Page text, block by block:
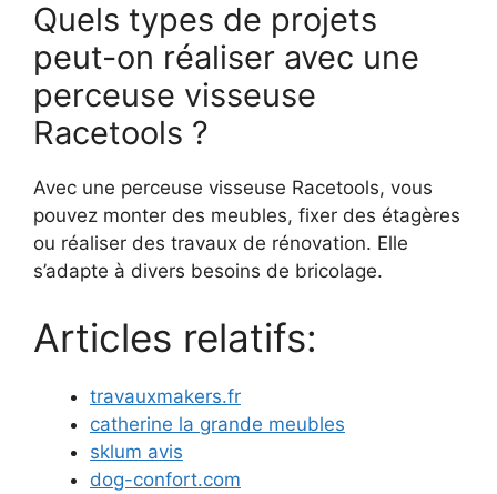
Quels types de projets
peut-on réaliser avec une
perceuse visseuse
Racetools ?
Avec une perceuse visseuse Racetools, vous
pouvez monter des meubles, fixer des étagères
ou réaliser des travaux de rénovation. Elle
s’adapte à divers besoins de bricolage.
Articles relatifs:
travauxmakers.fr
catherine la grande meubles
sklum avis
dog-confort.com